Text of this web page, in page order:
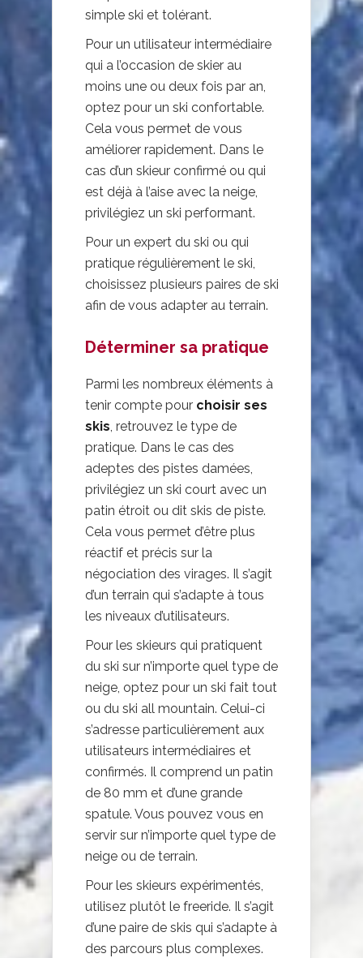
simple ski et tolérant.
Pour un utilisateur intermédiaire
qui a l’occasion de skier au
moins une ou deux fois par an,
optez pour un ski confortable.
Cela vous permet de vous
améliorer rapidement. Dans le
cas d’un skieur confirmé ou qui
est déjà à l’aise avec la neige,
privilégiez un ski performant.
Pour un expert du ski ou qui
pratique régulièrement le ski,
choisissez plusieurs paires de ski
afin de vous adapter au terrain.
Déterminer sa pratique
Parmi les nombreux éléments à
tenir compte pour choisir ses
skis , retrouvez le type de
pratique. Dans le cas des
adeptes des pistes damées,
privilégiez un ski court avec un
patin étroit ou dit skis de piste.
Cela vous permet d’être plus
réactif et précis sur la
négociation des virages. Il s’agit
d’un terrain qui s’adapte à tous
les niveaux d’utilisateurs.
Pour les skieurs qui pratiquent
du ski sur n’importe quel type de
neige, optez pour un ski fait tout
ou du ski all mountain. Celui-ci
s’adresse particulièrement aux
utilisateurs intermédiaires et
confirmés. Il comprend un patin
de 80 mm et d’une grande
spatule. Vous pouvez vous en
servir sur n’importe quel type de
neige ou de terrain.
Pour les skieurs expérimentés,
utilisez plutôt le freeride. Il s’agit
d’une paire de skis qui s’adapte à
des parcours plus complexes.